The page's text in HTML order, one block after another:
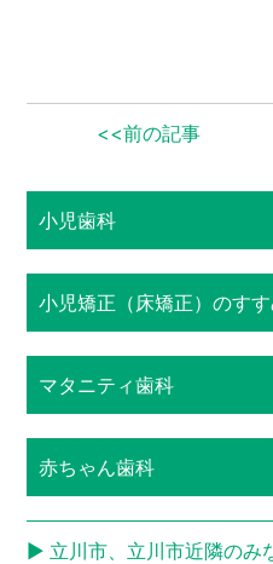
<<前の記事
小児歯科
⼩児矯正（床矯正）のす
マタニティ歯科
赤ちゃん歯科
立川市、立川市近隣のみ